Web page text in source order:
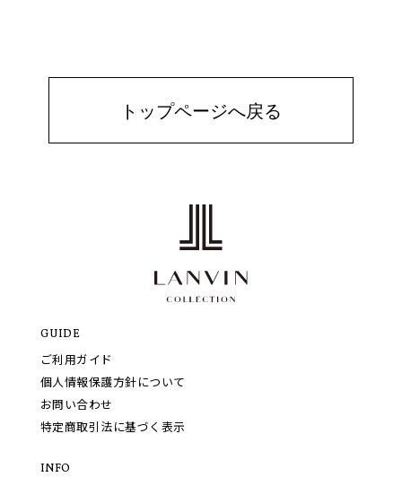
トップページへ戻る
GUIDE
ご利用ガイド
個人情報保護方針について
お問い合わせ
特定商取引法に基づく表示
INFO